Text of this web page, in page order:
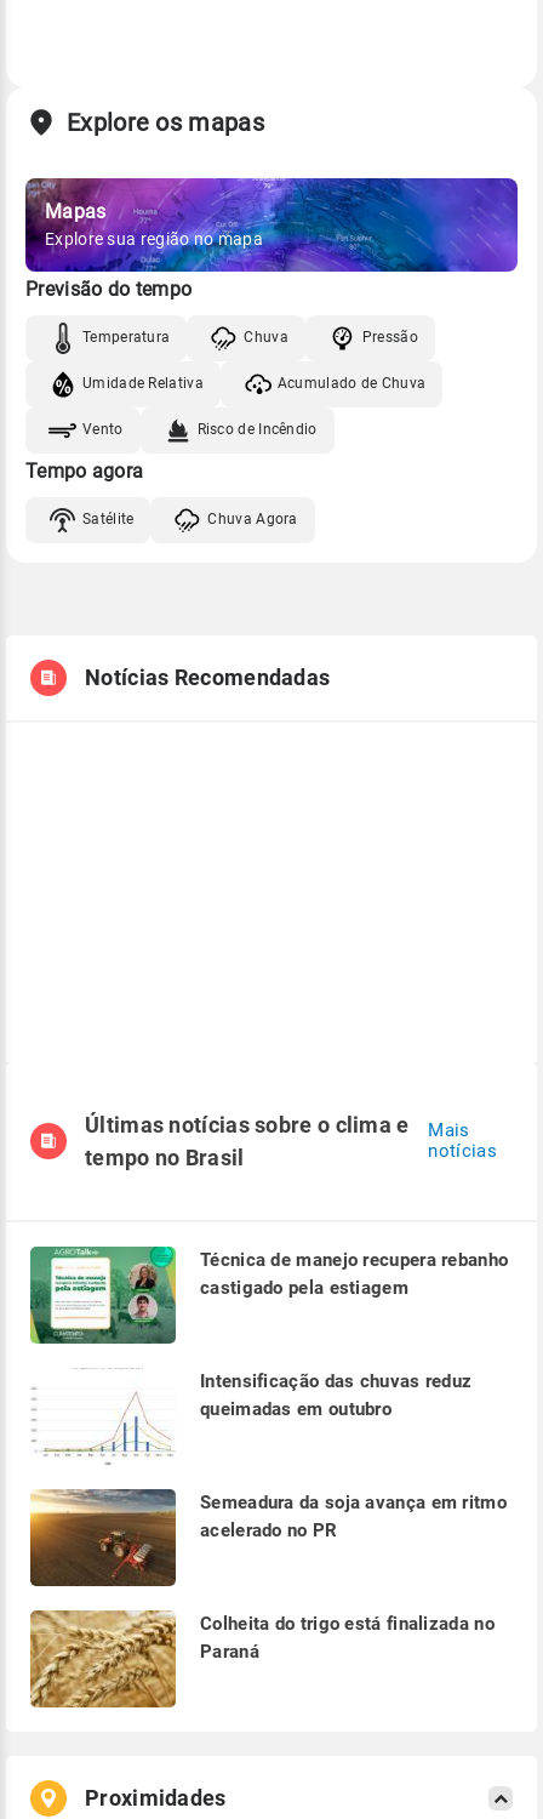
Explore os mapas
Mapas
Explore sua região no mapa
Previsão do tempo
Temperatura Chuva Pressão
Umidade Relativa Acumulado de Chuva
Vento Risco de Incêndio
Tempo agora
Satélite Chuva Agora
Notícias Recomendadas
Últimas notícias sobre o clima e
tempo no Brasil
Mais
notícias
Técnica de manejo recupera rebanho
castigado pela estiagem
Intensificação das chuvas reduz
queimadas em outubro
Semeadura da soja avança em ritmo
acelerado no PR
Colheita do trigo está finalizada no
Paraná
Proximidades